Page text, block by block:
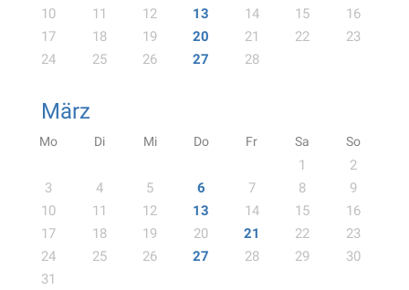
10
11 12 13 14 15
16
17
18 19 20 21 22
23
24
25 26 27 28
März
Mo Di Mi Do Fr Sa So
1
2
3
4 5 6 7 8
9
10
11 12 13 14 15
16
17
18 19 20 21 22
23
24
25 26 27 28 29
30
31